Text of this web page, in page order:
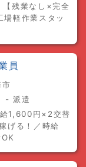
残業なし×完全
軽作業スタッ
員
- 派遣
1,600円×2交替
げる！／時給